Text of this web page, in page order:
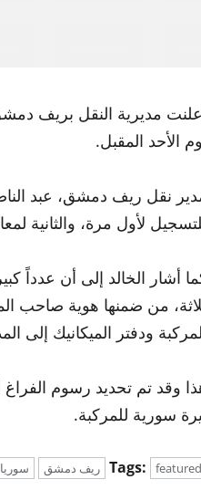
مديرية النقل بريف
الأحد المقبل.
نقل ريف دمشق، عبد
لأول مرة، والثانية
أشار الخالد إلى أن عدداً
من ضمنها هوية صاحب
ودفتر الميكانيك إلى
سورية للمركبة.
Tags: featured ريف دمشق سوريا